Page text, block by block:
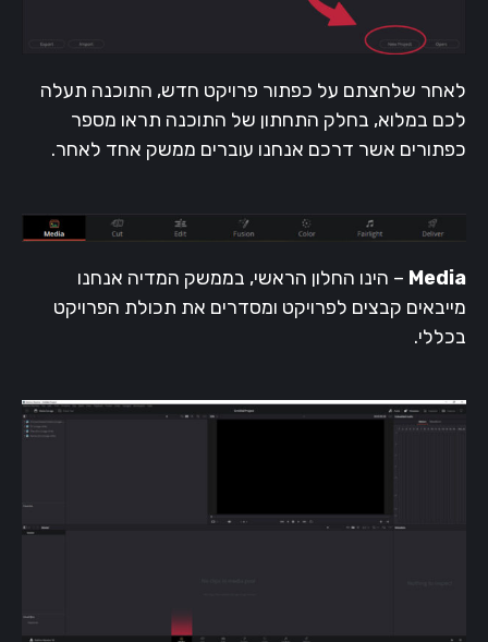
לאחר שלחצתם על כפתור פרויקט חדש, התוכנה תעלה
לכם במלוא, בחלק התחתון של התוכנה תראו מספר
כפתורים אשר דרכם אנחנו עוברים ממשק אחד לאחר.
Media – הינו החלון הראשי, בממשק המדיה אנחנו
מייבאים קבצים לפרויקט ומסדרים את תכולת הפרויקט
בכללי.